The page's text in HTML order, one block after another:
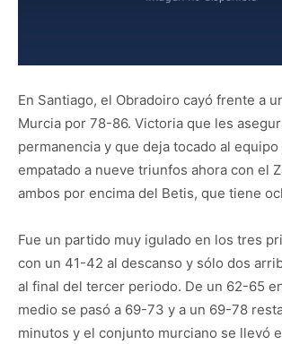
En Santiago, el Obradoiro cayó frente a
Murcia por 78-86. Victoria que les
permanencia y que deja tocado al equipo
empatado a nueve triunfos ahora con el
ambos por encima del Betis, que tiene
Fue un partido muy igulado en los tres
con un 41-42 al descanso y sólo dos
al final del tercer periodo. De un 62-65
medio se pasó a 69-73 y a un 69-78
minutos y el conjunto murciano se llevó